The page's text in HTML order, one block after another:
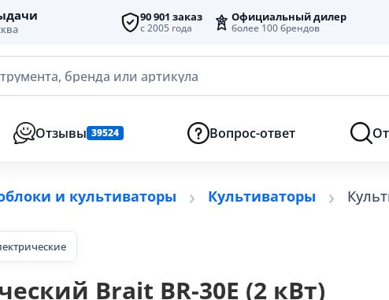
90 901 заказ
с 2005 года
Официальный дилер
более 100 брендов
бренда или артикула
Отзывы 39524 Вопрос-ответ
и культиваторы Культиваторы
Brait BR-30E (2 кВт)